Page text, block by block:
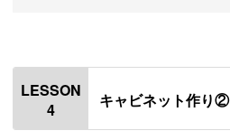
はじめに
使用道具
LESSON
4
キャビネット作り②